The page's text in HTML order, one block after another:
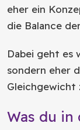
eher ein
die Balance
Dabei geht es
sondern eher
Gleichgewicht
Was du in